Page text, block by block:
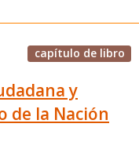
capítulo de libro
y
de la Nación